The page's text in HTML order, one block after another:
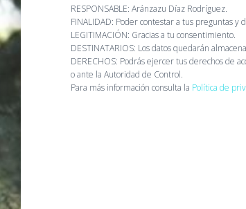
RESPONSABLE: Aránzazu Díaz Rodríguez.
FINALIDAD: Poder contestar a tus preguntas
LEGITIMACIÓN: Gracias a tu consentimiento.
DESTINATARIOS: Los datos quedarán
DERECHOS: Podrás ejercer tus derechos de
o ante la Autoridad de Control.
Para más información consulta la Política de